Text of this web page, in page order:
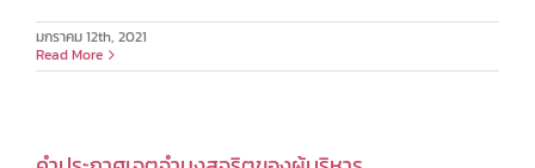
มกราคม 12th, 2021
Read More